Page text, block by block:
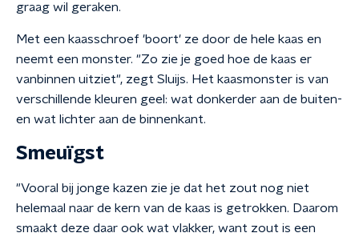
graag wil geraken.
Met een kaasschroef 'boort' ze door de hele kaas en
neemt een monster. "Zo zie je goed hoe de kaas er
vanbinnen uitziet", zegt Sluijs. Het kaasmonster is van
verschillende kleuren geel: wat donkerder aan de buiten-
en wat lichter aan de binnenkant.
Smeuïgst
"Vooral bij jonge kazen zie je dat het zout nog niet
helemaal naar de kern van de kaas is getrokken. Daarom
smaakt deze daar ook wat vlakker, want zout is een